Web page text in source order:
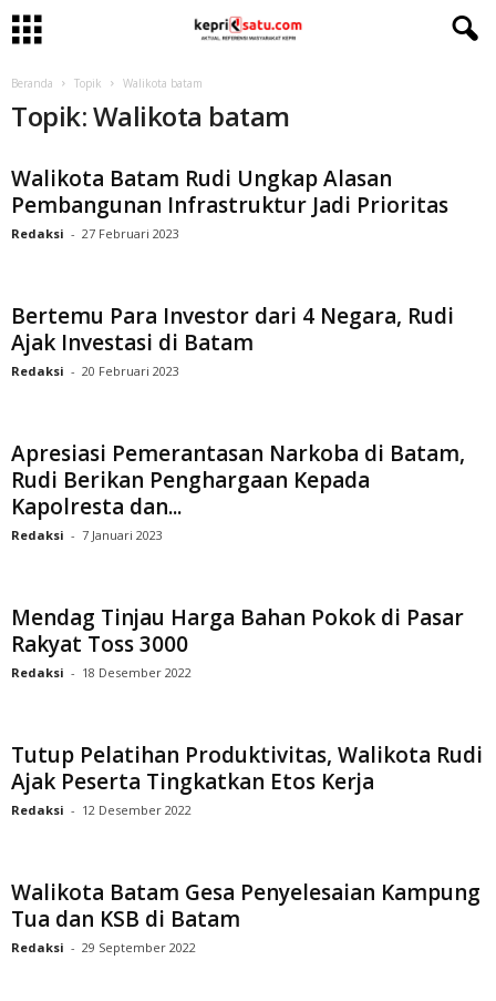
Beranda Topik Walikota batam
Topik: Walikota batam
Walikota Batam Rudi Ungkap Alasan
Pembangunan Infrastruktur Jadi Prioritas
Redaksi - 27 Februari 2023
Bertemu Para Investor dari 4 Negara, Rudi
Ajak Investasi di Batam
Redaksi - 20 Februari 2023
Apresiasi Pemerantasan Narkoba di Batam,
Rudi Berikan Penghargaan Kepada
Kapolresta dan...
Redaksi - 7 Januari 2023
Mendag Tinjau Harga Bahan Pokok di Pasar
Rakyat Toss 3000
Redaksi - 18 Desember 2022
Tutup Pelatihan Produktivitas, Walikota Rudi
Ajak Peserta Tingkatkan Etos Kerja
Redaksi - 12 Desember 2022
Walikota Batam Gesa Penyelesaian Kampung
Tua dan KSB di Batam
Redaksi - 29 September 2022